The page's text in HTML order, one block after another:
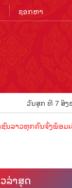
ວັນສຸກ ທີ 7 ສິງ
ນຈົ່ງພ້ອມເປັນເຈົ້າ
ລ່າ​ສຸດ